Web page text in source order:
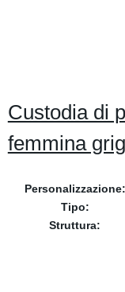
Custodia di
femmina
Personalizzazione:
Tipo:
Struttura: